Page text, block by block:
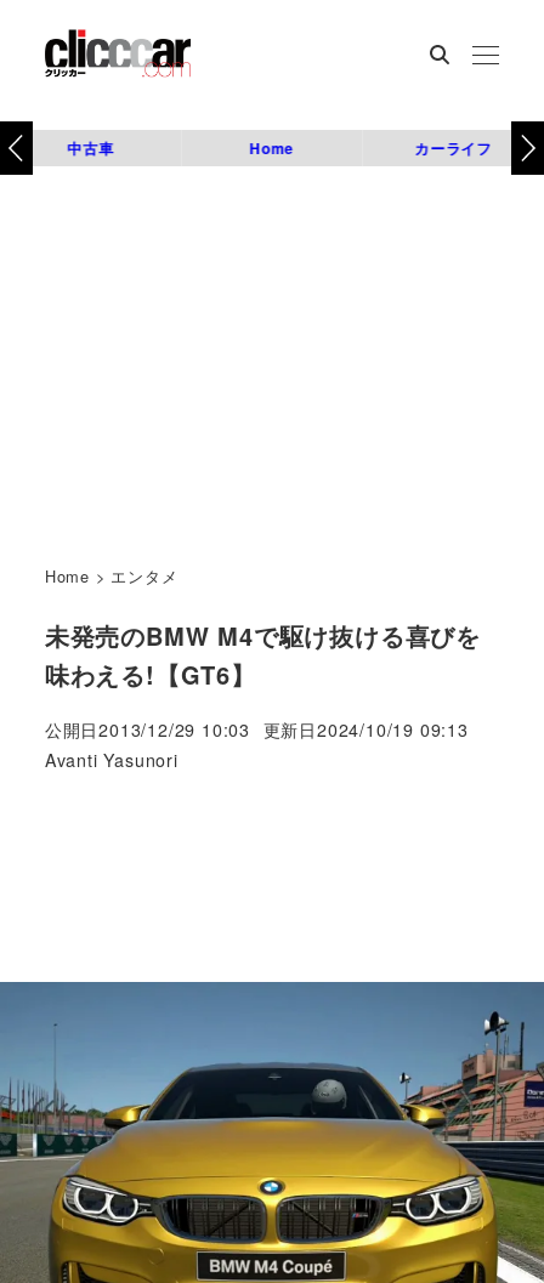
中古車 Home カーライフ
Home > エンタメ
未発売のBMW M4で駆け抜ける喜びを
味わえる!【GT6】
公開日2013/12/29 10:03 更新日2024/10/19 09:13
著
Avanti Yasunori